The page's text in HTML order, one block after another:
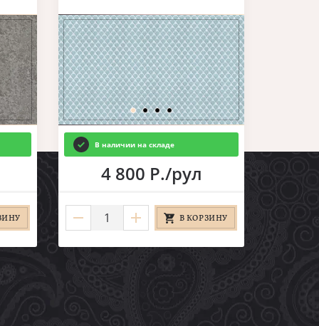
В наличии на складе
4 800 Р./рул
В КОРЗИНУ